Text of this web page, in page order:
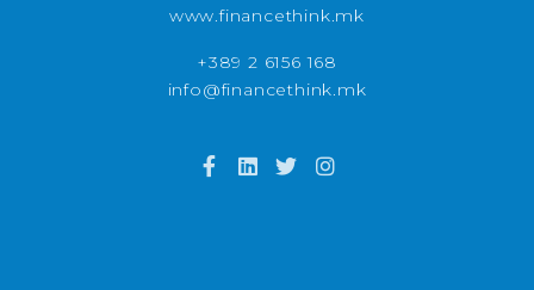
www.financethink.mk
+389 2 6156 168
info@financethink.mk